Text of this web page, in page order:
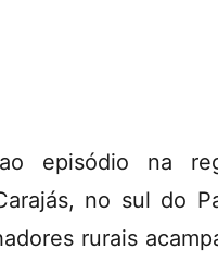
episódio na
no sul do
rurais